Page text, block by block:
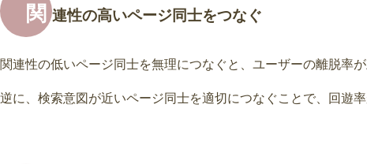
関 連性の高いページ同士をつなぐ
関連性の低いページ同士を無理につなぐと、ユーザーの離脱率が
逆に、検索意図が近いページ同士を適切につなぐことで、回遊